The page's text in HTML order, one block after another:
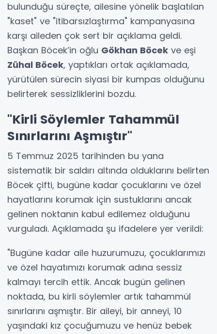
bulunduğu süreçte, ailesine yönelik başlatılan
"kaset" ve "itibarsızlaştırma" kampanyasına
karşı aileden çok sert bir açıklama geldi.
Başkan Böcek’in oğlu Gökhan Böcek ve eşi
Zühal Böcek, yaptıkları ortak açıklamada,
yürütülen sürecin siyasi bir kumpas olduğunu
belirterek sessizliklerini bozdu.
"Kirli Söylemler Tahammül
Sınırlarını Aşmıştır"
5 Temmuz 2025 tarihinden bu yana
sistematik bir saldırı altında olduklarını belirten
Böcek çifti, bugüne kadar çocuklarını ve özel
hayatlarını korumak için sustuklarını ancak
gelinen noktanın kabul edilemez olduğunu
vurguladı. Açıklamada şu ifadelere yer verildi:
"Bugüne kadar aile huzurumuzu, çocuklarımızı
ve özel hayatımızı korumak adına sessiz
kalmayı tercih ettik. Ancak bugün gelinen
noktada, bu kirli söylemler artık tahammül
sınırlarını aşmıştır. Bir aileyi, bir anneyi, 10
yaşındaki kız çocuğumuzu ve henüz bebek